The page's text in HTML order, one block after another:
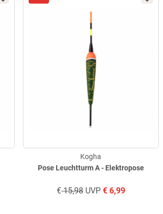
Pose Leuchtturm A - Elektropose
Kogha
€15,98UVP €6,99